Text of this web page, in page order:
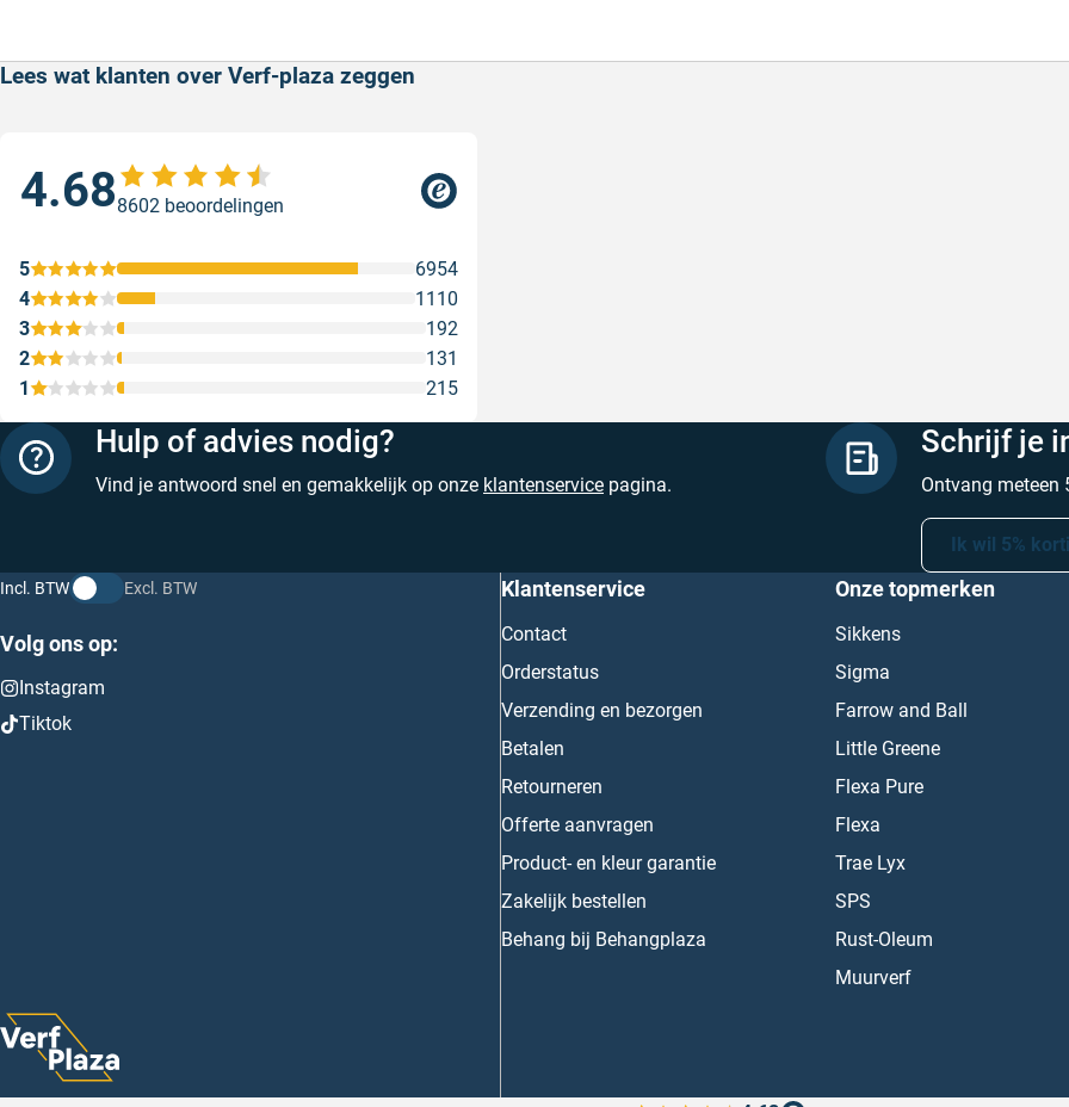
Lees wat klanten over Verf-plaza zeggen
4.688602 beoordelingen
1 215
2 131
3 192
4 1110
5 6954
Hulp of advies nodig?
Vind je antwoord snel en gemakkelijk op onze klantenservice pagina.
Schrijf je
Ontvang meteen
Ik wil 5%
Incl. BTW Excl. BTW
Volg ons op:
Instagram
Tiktok
Klantenservice
Contact
Orderstatus
Verzending en bezorgen
Betalen
Retourneren
Offerte aanvragen
Product- en kleur garantie
Zakelijk bestellen
Behang bij Behangplaza
Onze topmerken
Sikkens
Sigma
Farrow and Ball
Little Greene
Flexa Pure
Flexa
Trae Lyx
SPS
Rust-Oleum
Muurverf